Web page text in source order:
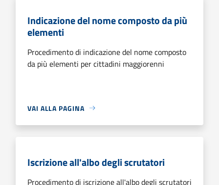
Indicazione del nome composto da più
elementi
Procedimento di indicazione del nome composto
da più elementi per cittadini maggiorenni
VAI ALLA PAGINA
Iscrizione all'albo degli scrutatori
Procedimento di iscrizione all'albo degli scrutatori